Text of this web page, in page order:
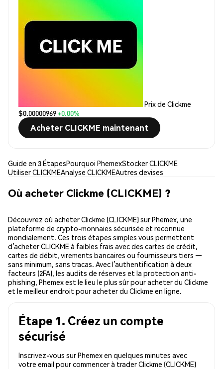
Prix de Clickme
$0.00000969+0.00%
Acheter CLICKME maintenant
Guide en 3 ÉtapesPourquoi PhemexStocker CLICKME
Utiliser CLICKMEAnalyse CLICKMEAutres devises
Où acheter Clickme (CLICKME) ?
Découvrez où acheter Clickme (CLICKME) sur Phemex, une
plateforme de crypto-monnaies sécurisée et reconnue
mondialement. Ces trois étapes simples vous permettent
d’acheter CLICKME à faibles frais avec des cartes de crédit,
cartes de débit, virements bancaires ou fournisseurs tiers —
sans minimum, sans tracas. Avec l’authentification à deux
facteurs (2FA), les audits de réserves et la protection anti-
phishing, Phemex est le lieu le plus sûr pour acheter du Clickme
et le meilleur endroit pour acheter du Clickme en ligne.
Étape 1. Créez un compte
sécurisé
Inscrivez-vous sur Phemex en quelques minutes avec
votre email pour commencer à trader Clickme (CLICKME)